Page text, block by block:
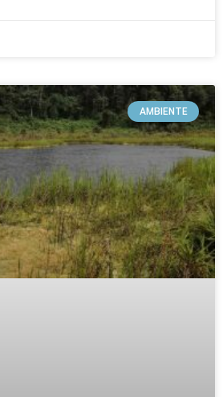
AMBIENTE